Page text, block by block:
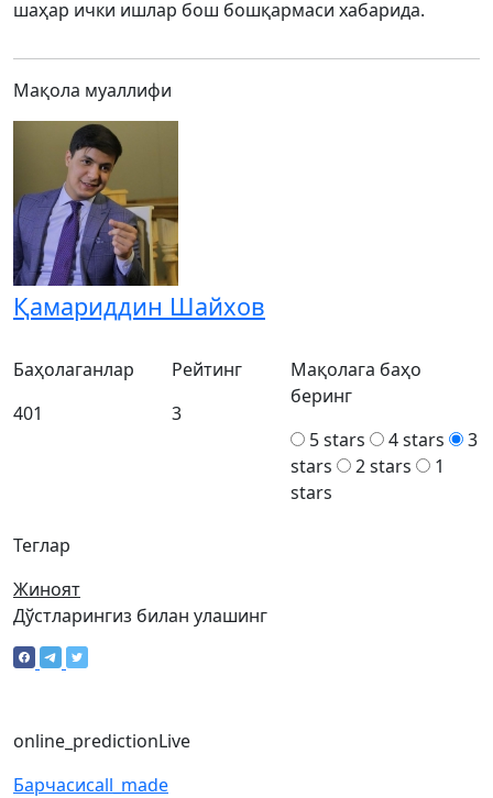
шаҳар ички ишлар бош бошқармаси хабарида.
Мақола муаллифи
Қамариддин Шайхов
Теглар
Жиноят
Баҳолаганлар
401
Рейтинг
3
Мақолага баҳо
беринг
5 stars
4 stars
3
stars
2 stars
1
stars
Дўстларингиз билан улашинг
online_predictionLive
Барчасиcall_made